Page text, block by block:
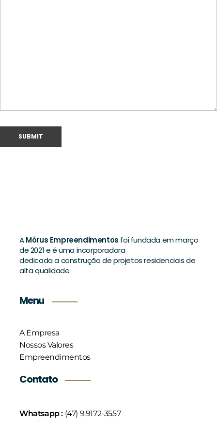
AMórus Empreendimentos foi fundada em março
de 2021 e é uma incorporadora
dedicada a construção de projetos residenciais de
alta qualidade.
Menu
A Empresa
Nossos Valores
Empreendimentos
Contato
Whatsapp : (47) 9.9172-3557